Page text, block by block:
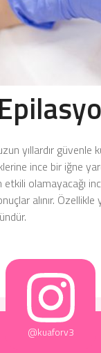
yıllardır güvenle
ince bir iğne
olamayacağı
alınır.
@kuaforv3